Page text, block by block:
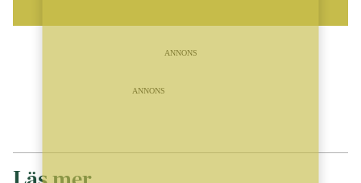
ANNONS
ANNONS